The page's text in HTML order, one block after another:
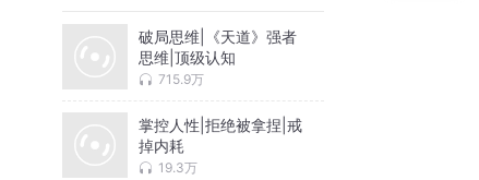
破局思维|《天道》强者
思维|顶级认知
715.9万
掌控人性|拒绝被拿捏|戒
掉内耗
19.3万